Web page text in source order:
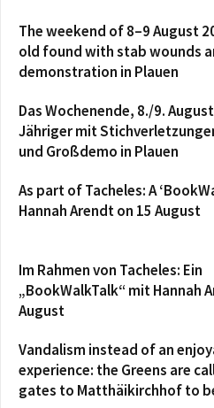
The weekend of 8–9 August
old found with stab wounds
demonstration in Plauen
Das Wochenende, 8./9.
Jähriger mit
und Großdemo in Plauen
As part of Tacheles: A
Hannah Arendt on 15 August
Im Rahmen von Tacheles: Ein
„BookWalkTalk“ mit Hannah
August
Vandalism instead of an
experience: the Greens are
gates to Matthäikirchhof to